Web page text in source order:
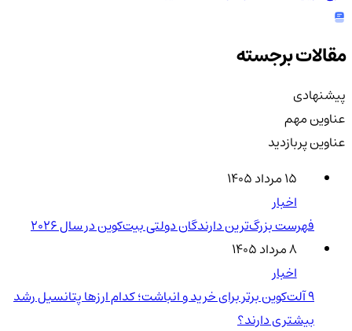
مقالات برجسته
پیشنهادی
عناوین مهم
عناوین پربازدید
۱۵ مرداد ۱۴۰۵
اخبار
فهرست بزرگ‌ترین دارندگان دولتی بیت‌کوین در سال 2026
۸ مرداد ۱۴۰۵
اخبار
۹ آلت‌کوین برتر برای خرید و انباشت؛ کدام ارزها پتانسیل رشد
بیشتری دارند؟